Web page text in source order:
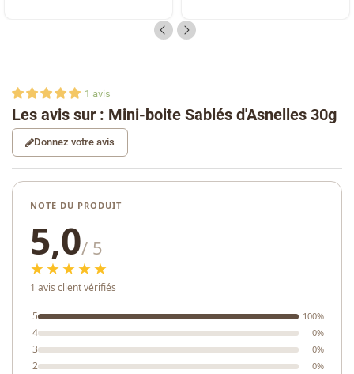
Les avis sur : Mini-boite Sablés d'Asnelles 30g
1 avis
Donnez votre avis
NOTE DU PRODUIT
5,0/ 5
★★★★★
1 avis client vérifiés
5 100%
4 0%
3 0%
2 0%